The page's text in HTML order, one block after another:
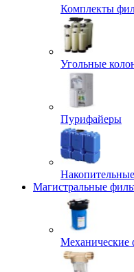
Комплекты
Угольные
Пурифайеры
Магистральные
Механические